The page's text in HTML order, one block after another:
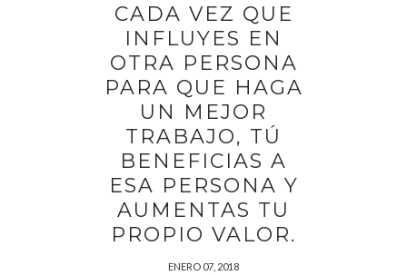
CADA VEZ QUE
INFLUYES EN
OTRA PERSONA
PARA QUE HAGA
UN MEJOR
TRABAJO, TÚ
BENEFICIAS A
ESA PERSONA Y
AUMENTAS TU
PROPIO VALOR.
ENERO 07, 2018